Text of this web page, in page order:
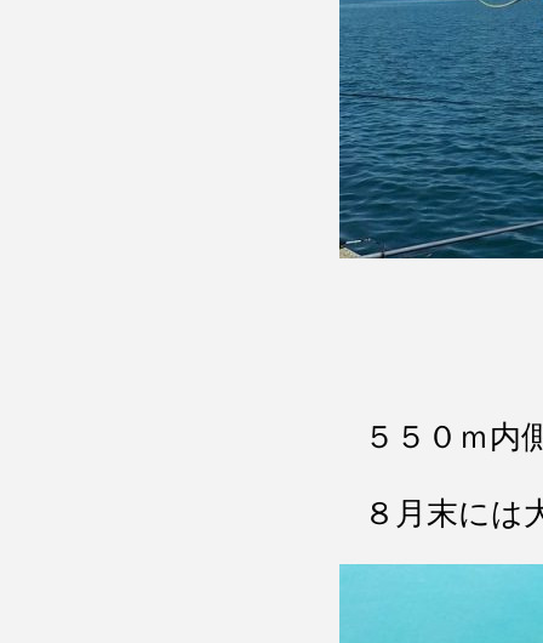
５５０ｍ
８月末には